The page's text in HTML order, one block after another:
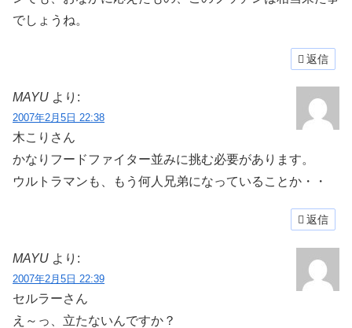
でしょうね。
返信
MAYU より:
2007年2月5日 22:38
木こりさん
かなりフードファイター並みに挑む必要があります。
ウルトラマンも、もう何人兄弟になっていることか・・
返信
MAYU より:
2007年2月5日 22:39
セルラーさん
え～っ、立たないんですか？